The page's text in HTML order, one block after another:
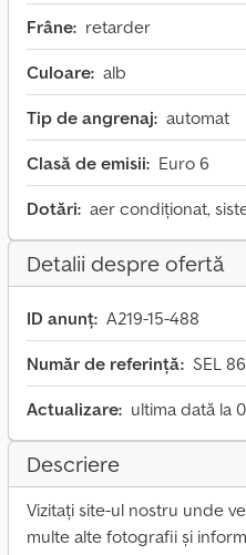
Frâne: retarder
Culoare: alb
Tip de angrenaj: automat
Clasă de emisii: Euro 6
Dotări: aer condiționat,
Detalii despre ofertă
ID anunț: A219-15-488
Număr de referință: SEL
Actualizare: ultima dată la
Descriere
Vizitați site-ul nostru unde
multe alte fotografii și